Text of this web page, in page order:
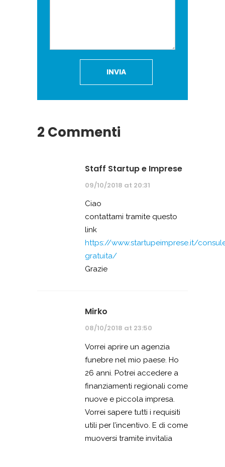
2 Commenti
Staff Startup e Imprese
09/10/2018 at 20:31
Ciao
contattami tramite questo
link
https://www.startupeimprese.it/
gratuita/
Grazie
Mirko
08/10/2018 at 23:50
Vorrei aprire un agenzia
funebre nel mio paese. Ho
26 anni. Potrei accedere a
finanziamenti regionali come
nuove e piccola impresa.
Vorrei sapere tutti i requisiti
utili per l’incentivo. E di come
muoversi tramite invitalia